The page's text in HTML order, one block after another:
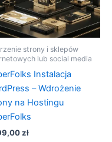
strony i sklepów
lub social media
Instalacja
– Wdrożenie
na Hostingu
zł